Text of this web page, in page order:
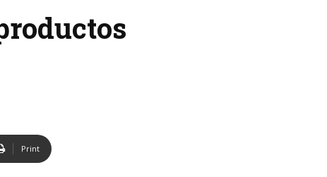
Print